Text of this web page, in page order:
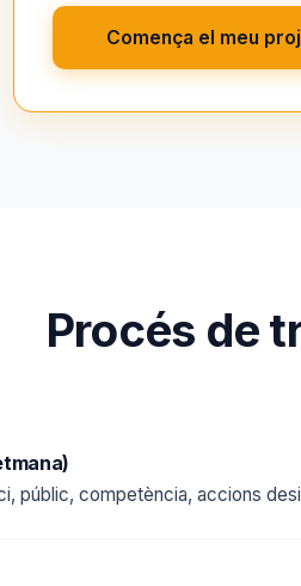
Comença el meu
Procés de
públic, competència, accions